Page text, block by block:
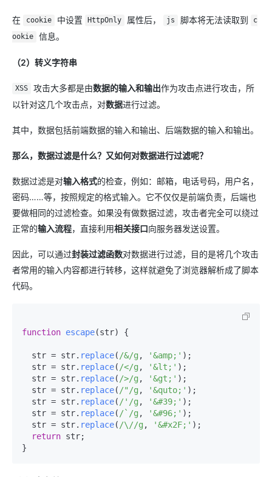
在 cookie 中设置 HttpOnly 属性后， js 脚本将无法读取到
c
ookie
信息。
（2）转义字符串
XSS 攻击大多都是由数据的输入和输出作为攻击点进行攻击，所
以针对这几个攻击点，对数据进行过滤。
其中，数据包括前端数据的输入和输出、后端数据的输入和输出。
那么，数据过滤是什么？又如何对数据进行过滤呢？
数据过滤是对输入格式的检查，例如：邮箱，电话号码，用户名，
密码……等，按照规定的格式输入。它不仅仅是前端负责，后端也
要做相同的过滤检查。如果没有做数据过滤，攻击者完全可以绕过
正常的输入流程，直接利用相关接口向服务器发送设置。
因此，可以通过封装过滤函数对数据进行过滤，目的是将几个攻击
者常用的输入内容都进行转移，这样就避免了浏览器解析成了脚本
代码。
function escape(str) {
  str = str.
replace( /&/g , '&amp;' );
  str = str.
replace( /</g , '&lt;' );
  str = str.
replace( />/g , '&gt;' );
  str = str.
replace( /"/g , '&quto;' );
  str = str.
replace( /'/g , '&#39;' );
  str = str.
replace( /`/g , '&#96;' );
  str = str.
replace( /\//g , '&#x2F;' );
return str;